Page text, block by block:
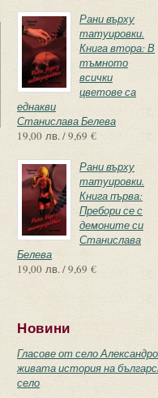
Рани върху
татуировки.
Книга втора: В
тъмното
всички
цветове са
еднакви
Станислава Белева
19,00 лв. / 9,69 €
Рани върху
татуировки.
Книга първа:
Пребори се с
демоните си
Станислава
Белева
19,00 лв. / 9,69 €
Новини
Гласове от село
живата история на
село